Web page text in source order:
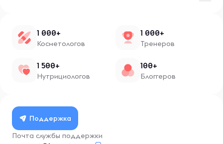
1 000+
Косметологов
1 000+
Тренеров
1 500+
Нутрициологов
100+
Блоггеров
Поддержка
Почта службы поддержки